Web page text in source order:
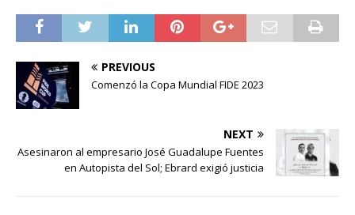
PREVIOUS
Comenzó la Copa Mundial FIDE 2023
NEXT
Asesinaron al empresario José Guadalupe Fuentes
en Autopista del Sol; Ebrard exigió justicia